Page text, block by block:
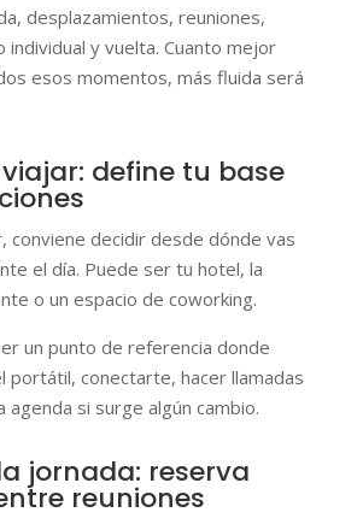
desplazamientos, reuniones,
individual y vuelta. Cuanto mejor
esos momentos, más fluida será
define tu base
conviene decidir desde dónde vas
el día. Puede ser tu hotel, la
o un espacio de coworking.
un punto de referencia donde
portátil, conectarte, hacer llamadas
agenda si surge algún cambio.
jornada: reserva
reuniones